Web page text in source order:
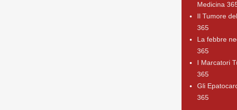
Medicina
Il Tumore
365
La febbre
365
I Marcatori
365
Gli
365